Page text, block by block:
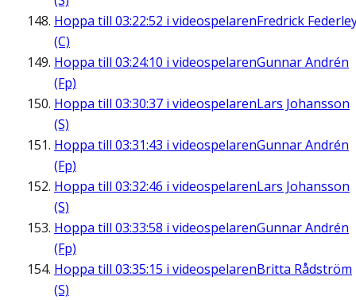
Hoppa till 03:22:52 i videospelarenFredrick
(C)
Hoppa till 03:24:10 i videospelarenGunnar Andrén
(Fp)
Hoppa till 03:30:37 i videospelarenLars Johansson
(S)
Hoppa till 03:31:43 i videospelarenGunnar Andrén
(Fp)
Hoppa till 03:32:46 i videospelarenLars Johansson
(S)
Hoppa till 03:33:58 i videospelarenGunnar Andrén
(Fp)
Hoppa till 03:35:15 i videospelarenBritta Rådström
(S)